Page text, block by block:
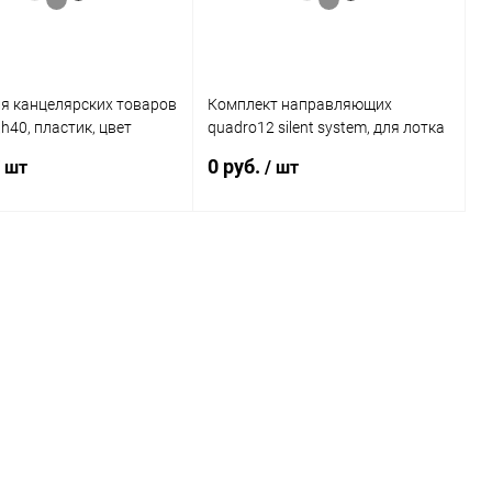
канцелярских товаров
пластик, цвет
шт
Комплект направляющих
quadro12 silent system, для лотка
панель 9156335 Hettich
0 руб./ шт